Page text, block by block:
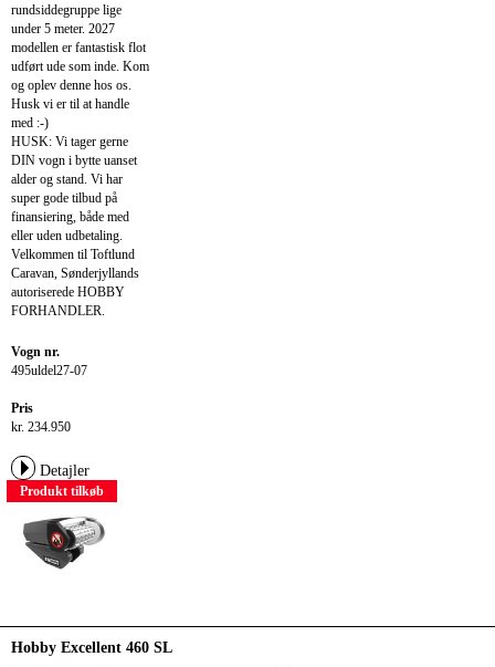
rundsiddegruppe lige
under 5 meter. 2027
modellen er fantastisk flot
udført ude som inde. Kom
og oplev denne hos os.
Husk vi er til at handle
med :-)
HUSK: Vi tager gerne
DIN vogn i bytte uanset
alder og stand. Vi har
super gode tilbud på
finansiering, både med
eller uden udbetaling.
Velkommen til Toftlund
Caravan, Sønderjyllands
autoriserede HOBBY
FORHANDLER.
Vogn nr.
495uldel27-07
Pris
kr. 234.950
Detajler
Produkt tilkøb
Hobby Excellent 460 SL